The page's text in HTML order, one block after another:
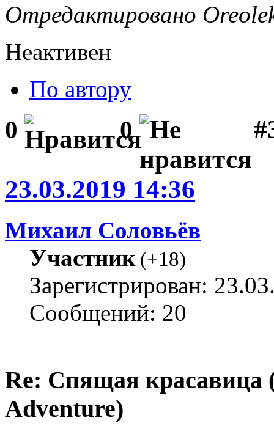
Отредактировано
Неактивен
По автору
0 0
23.03.2019 14:36
Михаил Соловьёв
Участник(+18)
Зарегистрирован:
Сообщений: 20
Re: Спящая красавица
Adventure)